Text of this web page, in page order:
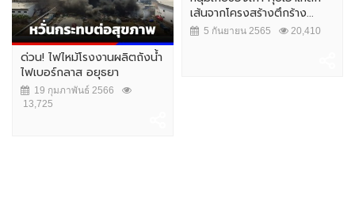
ด่วน! ไฟไหม้โรงงานผลิตถังน้ำ
ไฟเบอร์กลาส อยุธยา
19 กุมภาพันธ์ 2566
13,725
เส้นจากโครงสร้างตึกร้าง...
5 กันยายน 2565 20,410